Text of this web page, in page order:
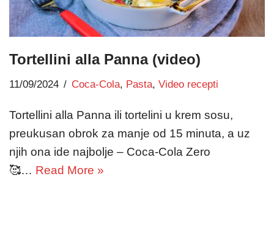
Tortellini alla Panna (video)
11/09/2024 Coca-Cola, Pasta, Video recepti
Tortellini alla Panna ili tortelini u krem sosu,
preukusan obrok za manje od 15 minuta, a uz
njih ona ide najbolje – Coca-Cola Zero
🥰… Read More »